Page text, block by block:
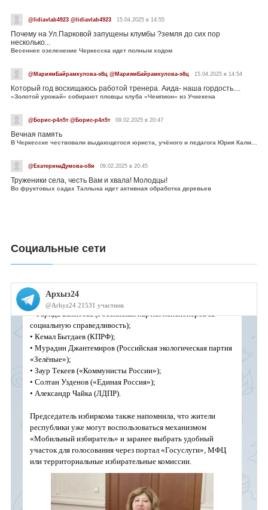
@lidiavlab4923 @lidiavlab4923 15.04.2025 в 14:55
Почему на Ул.Парковой запущены клумбы ?земля до сих пор
несколько...
Весеннее озеленение Черкесска идет полным ходом
@МариямБайрамкулова-э8ц @МариямБайрамкулова-э8ц 15.04.2025 в 14:54
Который год восхищаюсь работой тренера. Аида- наша гордость....
«Золотой урожай» собирают пловцы клуба «Чемпион» из Учкекена
@Борис-р4л5т @Борис-р4л5т 09.02.2025 в 20:47
Вечная память
В Черкесске чествовали выдающегося юриста, учёного и педагога Юрия Калмыкова
@ЕкатеринаДумова-о8и 09.02.2025 в 20:45
Труженики села, честь Вам и хвала! Молодцы!
Во фруктовых садах Таллыка идет активная обработка деревьев
Социальные сети